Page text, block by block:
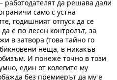
работодателят да решава дали
само с устна
годишният отпуск да се
е по-лесен контролът, за
в затвора (това тайно го
неща, в никакъв
И понеже точно в този
един от колегите му
без премиерът да му е